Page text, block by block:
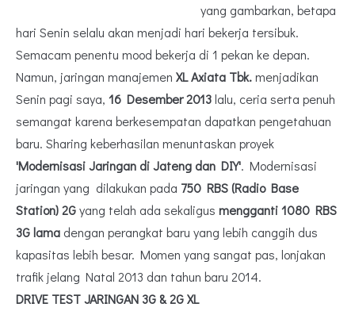
yang gambarkan, betapa
hari Senin selalu akan menjadi hari bekerja tersibuk.
Semacam penentu mood bekerja di 1 pekan ke depan.
Namun, jaringan manajemen XL Axiata Tbk.menjadikan
Senin pagi saya, 16 Desember 2013lalu, ceria serta penuh
semangat karena berkesempatan dapatkan pengetahuan
baru. Sharing keberhasilan menuntaskan proyek
'Modernisasi Jaringan di Jateng dan DIY'. Modernisasi
jaringan yang dilakukan pada 750 RBS (Radio Base
Station) 2Gyang telah ada sekaligus mengganti 1080 RBS
3G lama dengan perangkat baru yang lebih canggih dus
kapasitas lebih besar. Momen yang sangat pas, lonjakan
trafik jelang Natal 2013 dan tahun baru 2014.
DRIVE TEST JARINGAN 3G & 2G XL